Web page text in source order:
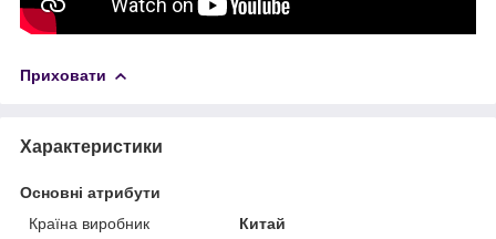
Приховати
Характеристики
Основні атрибути
Країна виробник
Китай